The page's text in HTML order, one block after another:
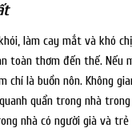
làm cay mắt và khó
toàn thơm đến thế.
là buồn nôn. Không
quẩn trong nhà
nhà có người già và trẻ